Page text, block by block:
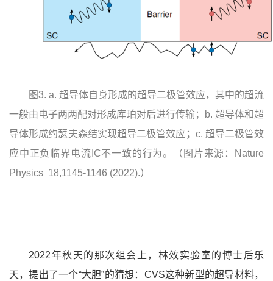
图3. a. 超导体自身形成的超导二极管效应，其中的超流
一般由电子两两配对形成库珀对后进行传输；b. 超导体和超
导体形成约瑟夫森结实现超导二极管效应；c. 超导二极管效
应中正负临界电流IC不一致的行为。（图片来源：Nature
Physics 18,1145-1146 (2022).）
2022年秋天的那次组会上，林效实验室的博士后乐
天，提出了一个“大胆”的猜想：CVS这种新型的超导材料，